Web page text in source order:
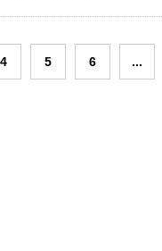
4 5 6 ...